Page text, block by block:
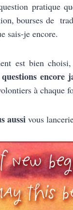
pratique
bourses de
sais-je encore.
est bien
encore
à chaque
aussi vous